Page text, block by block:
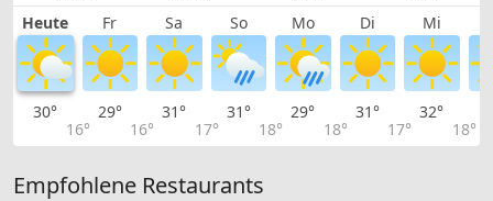
Heute Fr Sa So Mo Di Mi
30°
16°
29°
16°
31°
17°
31°
18°
29°
18°
31°
17°
32°
18°
Empfohlene Restaurants